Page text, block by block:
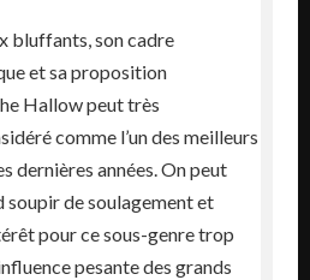
bluffants, son cadre
et sa proposition
Hallow peut très
comme l’un des meilleurs
dernières années. On peut
soupir de soulagement et
pour ce sous-genre trop
pesante des grands